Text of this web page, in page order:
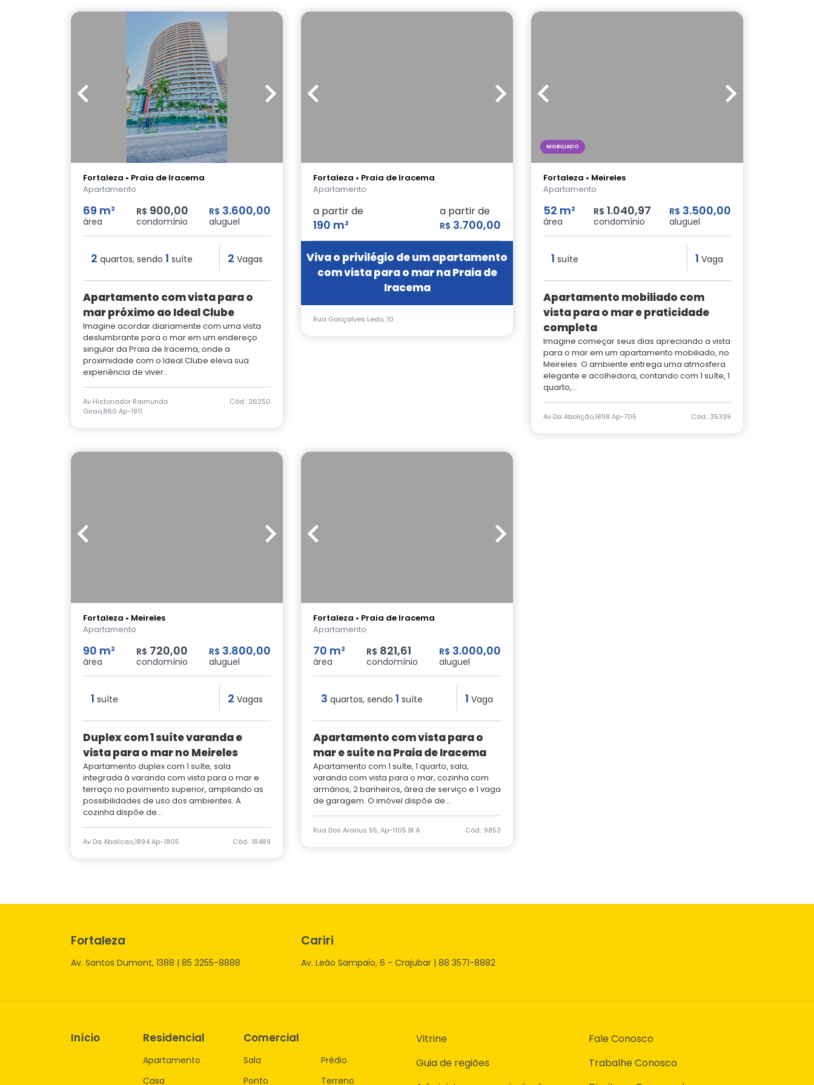
Fortaleza • Praia de Iracema
Apartamento
69 m²
área
R$ 900,00
condomínio
R$ 3.600,00
aluguel
2 quartos, sendo 1 suíte 2 Vagas
Apartamento com vista para o
mar próximo ao Ideal Clube
Imagine acordar diariamente com uma vista
deslumbrante para o mar em um endereço
singular da Praia de Iracema, onde a
proximidade com o Ideal Clube eleva sua
experiência de viver...
Av Historiador Raimundo
Girao,860 Ap-1911
Cód.: 26250
Fortaleza • Praia de Iracema
Apartamento
a partir de
190 m²
a partir de
R$ 3.700,00
Viva o privilégio de um apartamento
com vista para o mar na Praia de
Iracema
Rua Gonçalves Ledo, 10
MOBILIADO
Fortaleza • Meireles
Apartamento
52 m²
área
R$ 1.040,97
condomínio
R$ 3.500,00
aluguel
1 suíte 1 Vaga
Apartamento mobiliado com
vista para o mar e praticidade
completa
Imagine começar seus dias apreciando a vista
para o mar em um apartamento mobiliado, no
Meireles. O ambiente entrega uma atmosfera
elegante e acolhedora, contando com 1 suíte, 1
quarto,...
Av Da Abolição,1898 Ap-705 Cód.: 35339
Fortaleza • Meireles
Apartamento
90 m²
área
R$ 720,00
condomínio
R$ 3.800,00
aluguel
1 suíte 2 Vagas
Duplex com 1 suíte varanda e
vista para o mar no Meireles
Apartamento duplex com 1 suíte, sala
integrada à varanda com vista para o mar e
terraço no pavimento superior, ampliando as
possibilidades de uso dos ambientes. A
cozinha dispõe de...
Av Da Abolicao,1894 Ap-1805 Cód.: 18489
Fortaleza • Praia de Iracema
Apartamento
70 m²
área
R$ 821,61
condomínio
R$ 3.000,00
aluguel
3 quartos, sendo 1 suíte 1 Vaga
Apartamento com vista para o
mar e suíte na Praia de Iracema
Apartamento com 1 suíte, 1 quarto, sala,
varanda com vista para o mar, cozinha com
armários, 2 banheiros, área de serviço e 1 vaga
de garagem. O imóvel dispõe de...
Rua Dos Ararius 55, Ap-1105 Bl A Cód.: 9853
Fortaleza
Av. Santos Dumont, 1388 | 85 3255-8888
Cariri
Av. Leão Sampaio, 6 - Crajubar | 88 3571-8882
Início Residencial
Apartamento
Casa
Comercial
Sala
Ponto
Prédio
Terreno
Vitrine
Guia de regiões
Fale Conosco
Trabalhe Conosco